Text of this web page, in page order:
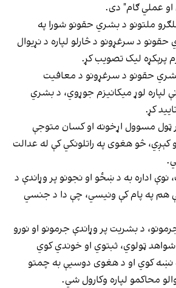
او عملي ګام" دی.
ملتونو د بشري حقونو شورا په
د سرغړونو د څارلو لپاره د نړیوال
پرېکړه لیک تصویب کړ.
حقونو د سرغړونو د معافیت
لپاره لوړ میکانیزم جوړوي، د بشري
کړ.
ټول مسوول اړخونه او کسان متوجې
څو هغوی په راتلونکي کې له عدالت
نوې اداره به د ښځو او نجونو پر وړاندې د
هم په پام کې ونیسي، چې دا د جنسي
د بشریت پر وړاندې جرمونو او نورو
ټولوي، ثبتوي او خوندي کوي
نښه کوي او د هغوی دوسیې به چمتو
محاکمو لپاره وکارول شي.